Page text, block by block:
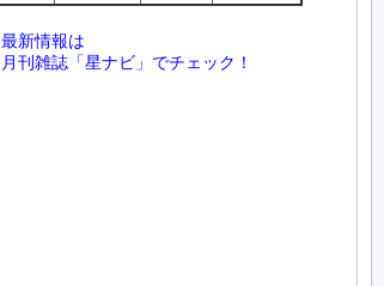
最新情報は
月刊雑誌「星ナビ」でチェック！